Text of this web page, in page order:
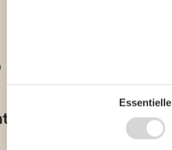
Küchengeräte
Essentielle